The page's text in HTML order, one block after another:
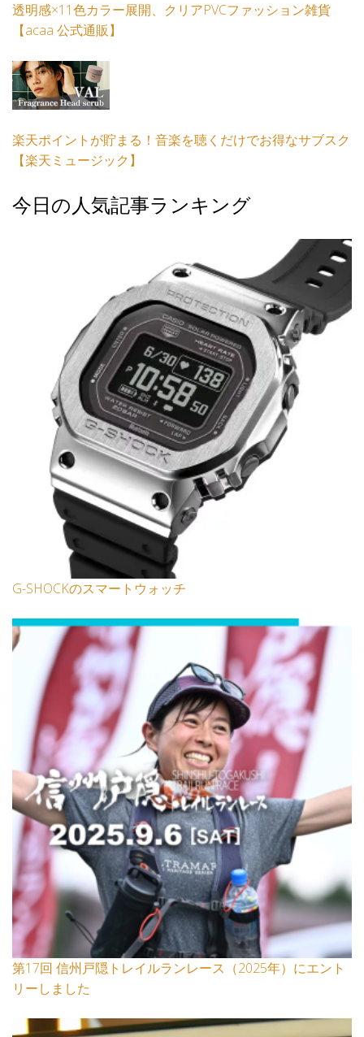
透明感×11色カラー展開、クリアPVCファッション雑貨
【acaa 公式通販】
楽天ポイントが貯まる！音楽を聴くだけでお得なサブスク
【楽天ミュージック】
今日の人気記事ランキング
G-SHOCKのスマートウォッチ
第17回 信州戸隠トレイルランレース（2025年）にエント
リーしました